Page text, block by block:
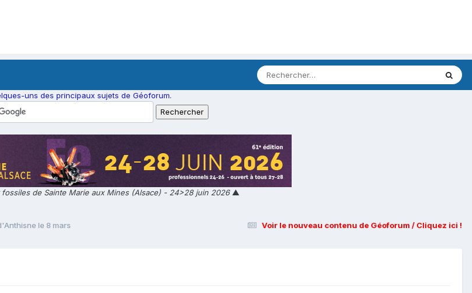
uns des principaux sujets de Géoforum.
de Sainte Marie aux Mines (Alsace) - 24>28 juin 2026▲
Voir le nouveau contenu de Géoforum / Cliquez ici !
le 8 mars